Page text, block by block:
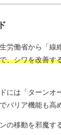
労働省から「線
、シワを改善す
には「ターンオ
バリア機能も高
の移動を邪魔す